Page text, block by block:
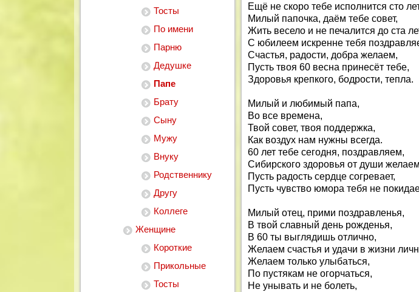
Тосты
По имени
Парню
Дедушке
Папе
Брату
Сыну
Мужу
Внуку
Родственнику
Другу
Коллеге
Женщине
Короткие
Прикольные
Тосты
Ещё не скоро тебе исполнится сто
Милый папочка, даём тебе совет,
Жить весело и не печалится до ста
С юбилеем искренне тебя
Счастья, радости, добра желаем,
Пусть твоя 60 весна принесёт тебе,
Здоровья крепкого, бодрости, тепла.
Милый и любимый папа,
Во все времена,
Твой совет, твоя поддержка,
Как воздух нам нужны всегда.
60 лет тебе сегодня, поздравляем,
Сибирского здоровья от души
Пусть радость сердце согревает,
Пусть чувство юмора тебя не
Милый отец, прими поздравленья,
В твой славный день рожденья,
В 60 ты выглядишь отлично,
Желаем счастья и удачи в жизни
Желаем только улыбаться,
По пустякам не огорчаться,
Не унывать и не болеть,